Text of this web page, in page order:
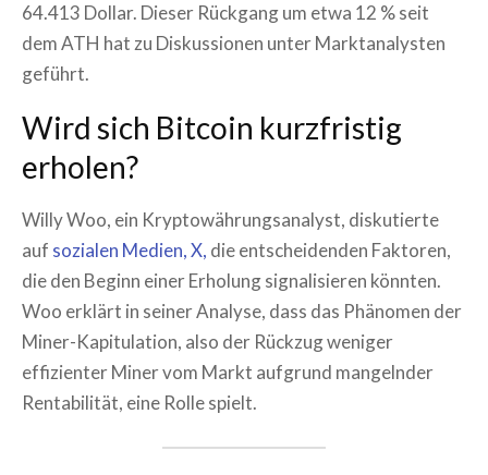
64.413 Dollar. Dieser Rückgang um etwa 12 % seit
dem ATH hat zu Diskussionen unter Marktanalysten
geführt.
Wird sich Bitcoin kurzfristig
erholen?
Willy Woo, ein Kryptowährungsanalyst, diskutierte
auf sozialen Medien, X, die entscheidenden Faktoren,
die den Beginn einer Erholung signalisieren könnten.
Woo erklärt in seiner Analyse, dass das Phänomen der
Miner-Kapitulation, also der Rückzug weniger
effizienter Miner vom Markt aufgrund mangelnder
Rentabilität, eine Rolle spielt.